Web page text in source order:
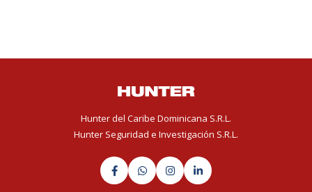
Hunter del Caribe Dominicana S.R.L.
Hunter Seguridad e Investigación S.R.L.
   